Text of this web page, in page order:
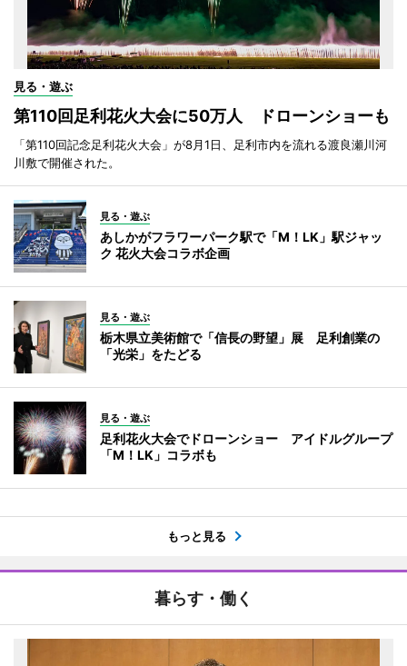
見る・遊ぶ
第110回足利花火大会に50万人 ドローンショーも
「第110回記念足利花火大会」が8月1日、足利市内を流れる渡良瀬川河
川敷で開催された。
見る・遊ぶ
あしかがフラワーパーク駅で「M！LK」駅ジャッ
ク 花火大会コラボ企画
見る・遊ぶ
栃木県立美術館で「信長の野望」展 足利創業の
「光栄」をたどる
見る・遊ぶ
足利花火大会でドローンショー アイドルグループ
「M！LK」コラボも
もっと見る
暮らす・働く